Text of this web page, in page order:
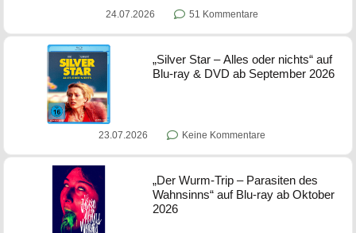
24.07.2026 51 Kommentare
„Silver Star – Alles oder nichts“ auf
Blu-ray & DVD ab September 2026
23.07.2026 Keine Kommentare
„Der Wurm-Trip – Parasiten des
Wahnsinns“ auf Blu-ray ab Oktober
2026